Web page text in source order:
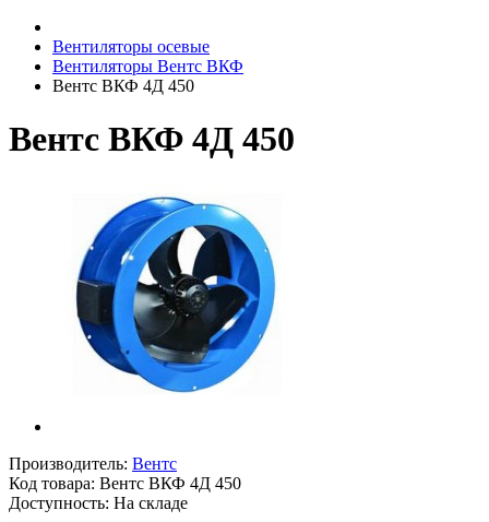
Вентиляторы осевые
Вентиляторы Вентс ВКФ
Вентс ВКФ 4Д 450
Вентс ВКФ 4Д 450
Производитель: Вентс
Код товара: Вентс ВКФ 4Д 450
Доступность: На складе